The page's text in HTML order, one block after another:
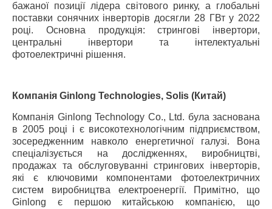
бажаної позиції лідера світового ринку, а глобальні
поставки сонячних інверторів досягли 28 ГВт у 2022
році. Основна продукція: стрингові інвертори,
центральні інвертори та інтелектуальні
фотоелектричні рішення.
Компанія Ginlong Technologies, Solis (Китай)
Компанія Ginlong Technology Co., Ltd. була заснована
в 2005 році і є високотехнологічним підприємством,
зосередженним навколо енергетичної галузі. Вона
спеціалізується на дослідженнях, виробництві,
продажах та обслуговуванні стрингових інверторів,
які є ключовими компонентами фотоелектричних
систем виробництва електроенергії. Примітно, що
Ginlong є першою китайською компанією, що